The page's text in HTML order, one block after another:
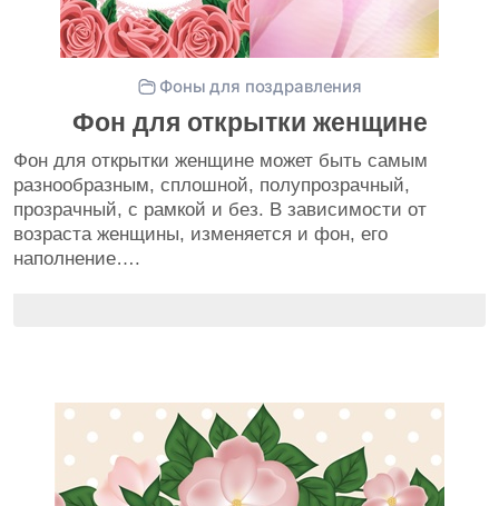
Фоны для поздравления
Фон для открытки женщине
Фон для открытки женщине может быть самым
разнообразным, сплошной, полупрозрачный,
прозрачный, с рамкой и без. В зависимости от
возраста женщины, изменяется и фон, его
наполнение….